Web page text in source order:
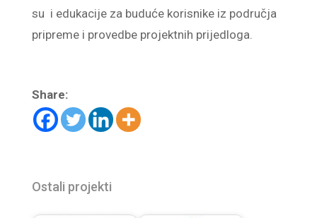
su i edukacije za buduće korisnike iz područja
pripreme i provedbe projektnih prijedloga.
Share:
Ostali projekti